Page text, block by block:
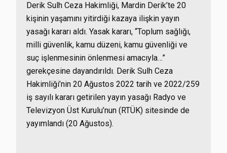
Derik Sulh Ceza Hakimliği, Mardin Derik’te 20
kişinin yaşamını yitirdiği kazaya ilişkin yayın
yasağı kararı aldı. Yasak kararı, “Toplum sağlığı,
milli güvenlik, kamu düzeni, kamu güvenliği ve
suç işlenmesinin önlenmesi amacıyla…”
gerekçesine dayandırıldı. Derik Sulh Ceza
Hakimliği’nin 20 Ağustos 2022 tarih ve 2022/259
iş sayılı kararı getirilen yayın yasağı Radyo ve
Televizyon Üst Kurulu’nun (RTÜK) sitesinde de
yayımlandı (20 Ağustos).